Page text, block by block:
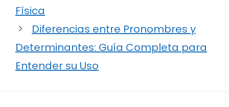
Física
Diferencias entre Pronombres y
Determinantes: Guía Completa para
Entender su Uso